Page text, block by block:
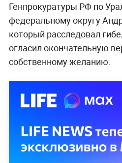
Генпрокуратуры РФ по
федеральному округу
который расследовал
огласил окончательную
собственному желанию.